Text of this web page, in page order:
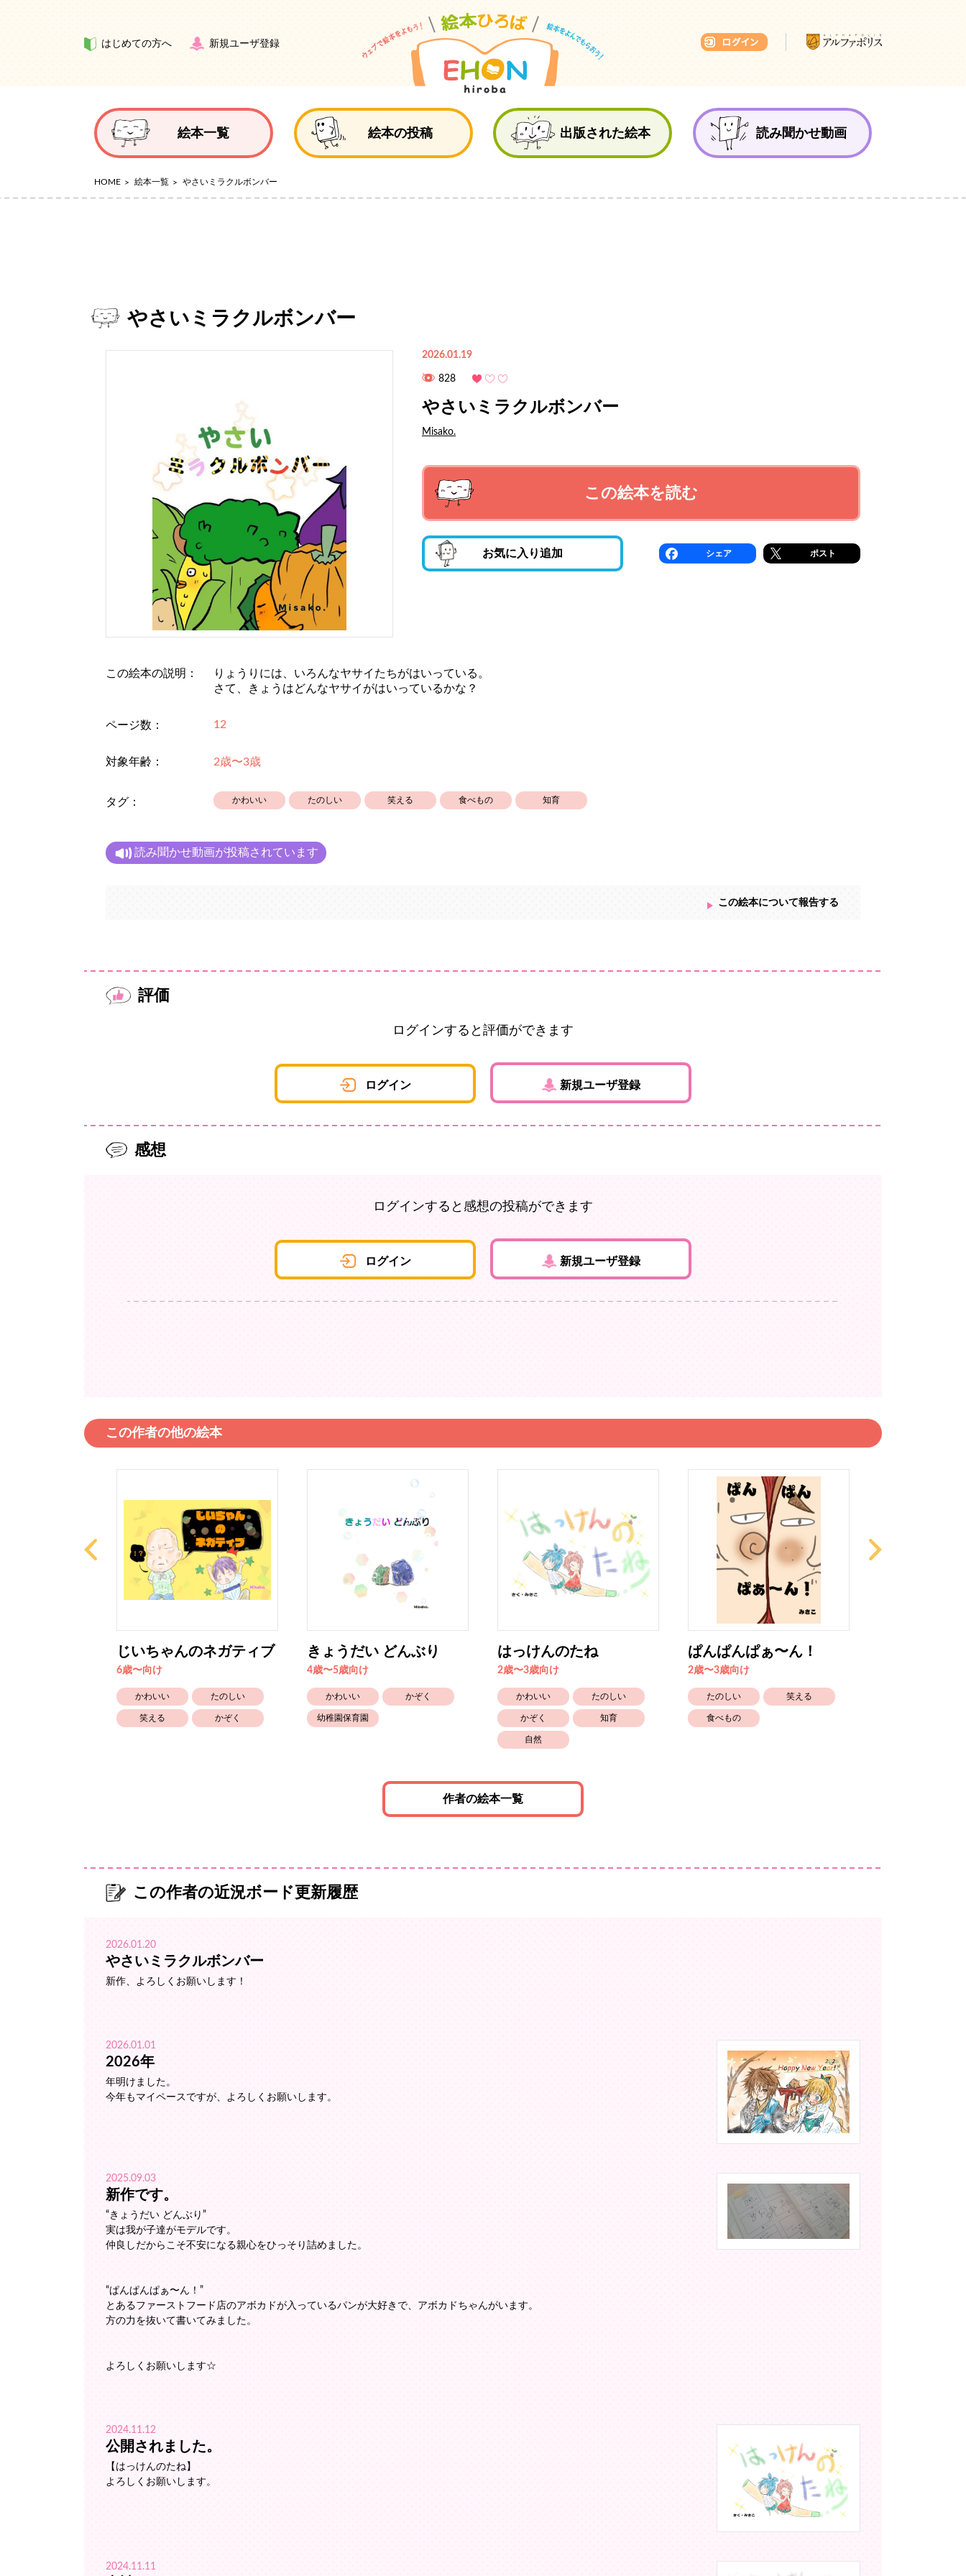
はじめての方へ 新規ユーザ登録
絵本一覧 絵本の投稿 出版された絵本 読み聞かせ動画
HOME 絵本一覧 やさいミラクルボンバー
やさいミラクルボンバー
2026.01.19
828
やさいミラクルボンバー
Misako.
この絵本を読む
お気に入り追加 シェア ポスト
この絵本の説明：
りょうりには、いろんなヤサイたちがはいっている。
さて、きょうはどんなヤサイがはいっているかな？
ページ数： 12
対象年齢： 2歳〜3歳
タグ： かわいい たのしい 笑える 食べもの 知育
読み聞かせ動画が投稿されています
この絵本について報告する
評価
ログインすると評価ができます
ログイン 新規ユーザ登録
感想
ログインすると感想の投稿ができます
ログイン 新規ユーザ登録
この作者の他の絵本
じいちゃんのネガティブ
6歳〜向け
かわいい たのしい
笑える かぞく
きょうだい どんぶり
4歳〜5歳向け
かわいい かぞく
幼稚園保育園
はっけんのたね
2歳〜3歳向け
かわいい たのしい
かぞく 知育
自然
ぱんぱんぱぁ〜ん！
2歳〜3歳向け
たのしい 笑える
食べもの
作者の絵本一覧
この作者の近況ボード更新履歴
2026.01.20
やさいミラクルボンバー
新作、よろしくお願いします！
2026.01.01
2026年
年明けました。
今年もマイペースですが、よろしくお願いします。
2025.09.03
新作です。
“きょうだい どんぶり”
実は我が子達がモデルです。
仲良しだからこそ不安になる親心をひっそり詰めました。
“ぱんぱんぱぁ〜ん！”
とあるファーストフード店のアボカドが入っているパンが大好きで、アボカドちゃんがいます。
方の力を抜いて書いてみました。
よろしくお願いします☆
2024.11.12
公開されました。
【はっけんのたね】
よろしくお願いします。
2024.11.11